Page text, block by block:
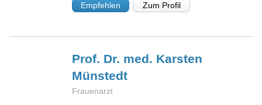
Empfehlen Zum Profil
Prof. Dr. med. Karsten
Münstedt
Frauenarzt